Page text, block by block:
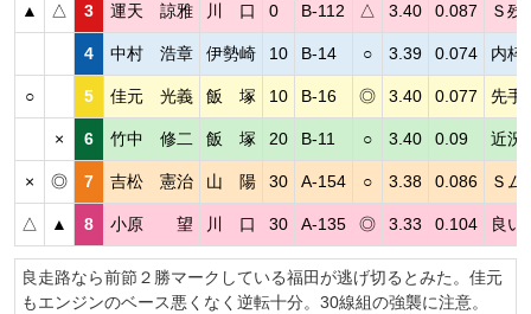
▲ △ 3 運天 諒雅 川 口 0 B-112 △ 3.40 0.087 Ｓ残
4 中村 浩章 伊勢崎 10 B-14 ○ 3.39 0.074 内枠
○ 5 佳元 光義 飯 塚 10 B-16 ◎ 3.40 0.077 先手
× 6 竹中 修二 飯 塚 20 B-11 ○ 3.40 0.09 近況
× ◎ 7 吉松 憲治 山 陽 30 A-154 ○ 3.38 0.086 Ｓム
△ ▲ 8 小原 望 川 口 30 A-135 ◎ 3.33 0.104 良い
良走路なら前節２勝マークしている福田が逃げ切るとみた。佳元
もエンジンのベース悪くなく逆転十分。30線組の強襲に注意。